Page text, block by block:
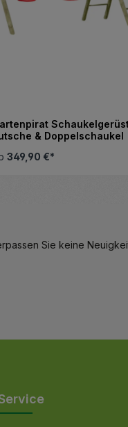
& Doppelschaukel
349,90 €*
Sie keine